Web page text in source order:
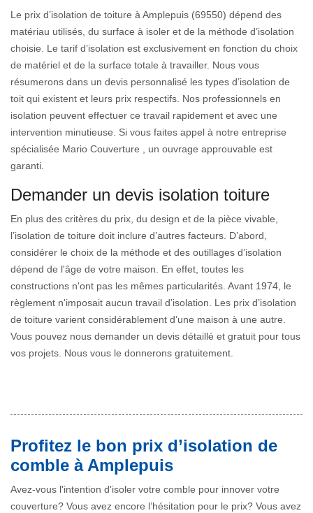
Le prix d’isolation de toiture à Amplepuis (69550) dépend des
matériau utilisés, du surface à isoler et de la méthode d’isolation
choisie. Le tarif d’isolation est exclusivement en fonction du choix
de matériel et de la surface totale à travailler. Nous vous
résumerons dans un devis personnalisé les types d’isolation de
toit qui existent et leurs prix respectifs. Nos professionnels en
isolation peuvent effectuer ce travail rapidement et avec une
intervention minutieuse. Si vous faites appel à notre entreprise
spécialisée Mario Couverture , un ouvrage approuvable est
garanti.
Demander un devis isolation toiture
En plus des critères du prix, du design et de la pièce vivable,
l’isolation de toiture doit inclure d’autres facteurs. D’abord,
considérer le choix de la méthode et des outillages d’isolation
dépend de l'âge de votre maison. En effet, toutes les
constructions n'ont pas les mêmes particularités. Avant 1974, le
règlement n'imposait aucun travail d’isolation. Les prix d’isolation
de toiture varient considérablement d’une maison à une autre.
Vous pouvez nous demander un devis détaillé et gratuit pour tous
vos projets. Nous vous le donnerons gratuitement.
Profitez le bon prix d’isolation de
comble à Amplepuis
Avez-vous l'intention d'isoler votre comble pour innover votre
couverture? Vous avez encore l’hésitation pour le prix? Vous avez